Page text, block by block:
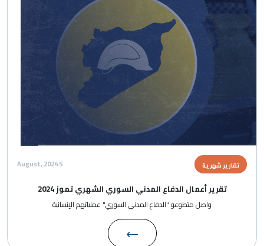
تقارير شهرية
تقرير أعمال الدفاع المدني السوري الشهري تموز 2024
واصل متطوعو "الدفاع المدني السوري" عملياتهم الإنسانية